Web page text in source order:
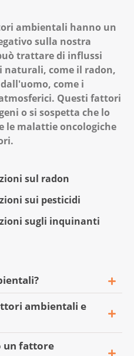
ambientali hanno un
sulla nostra
trattare di influssi
naturali, come il radon,
come i
Questi fattori
o si sospetta che lo
le malattie oncologiche
sul radon
sui pesticidi
sugli inquinanti
sulle
dall'ambiente. In
la nostra salute.
ambientali e
cancerogeni o
un fattore